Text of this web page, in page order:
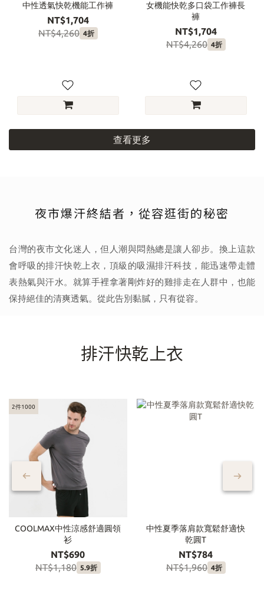
中性透氣快乾機能工作褲
NT$1,704
NT$4,260 4折
女機能快乾多口袋工作褲長
褲
NT$1,704
NT$4,260 4折
查看更多
夜市爆汗終結者，從容逛街的秘密
台灣的夜市文化迷人，但人潮與悶熱總是讓人卻步。換上這款
會呼吸的排汗快乾上衣，頂級的吸濕排汗科技，能迅速帶走體
表熱氣與汗水。就算手裡拿著剛炸好的雞排走在人群中，也能
保持絕佳的清爽透氣。從此告別黏膩，只有從容。
排汗快乾上衣
2件1000
COOLMAX中性涼感舒適圓領
衫
NT$690
NT$1,180 5.9折
中性夏季落肩款寬鬆舒適快
乾圓T
NT$784
NT$1,960 4折